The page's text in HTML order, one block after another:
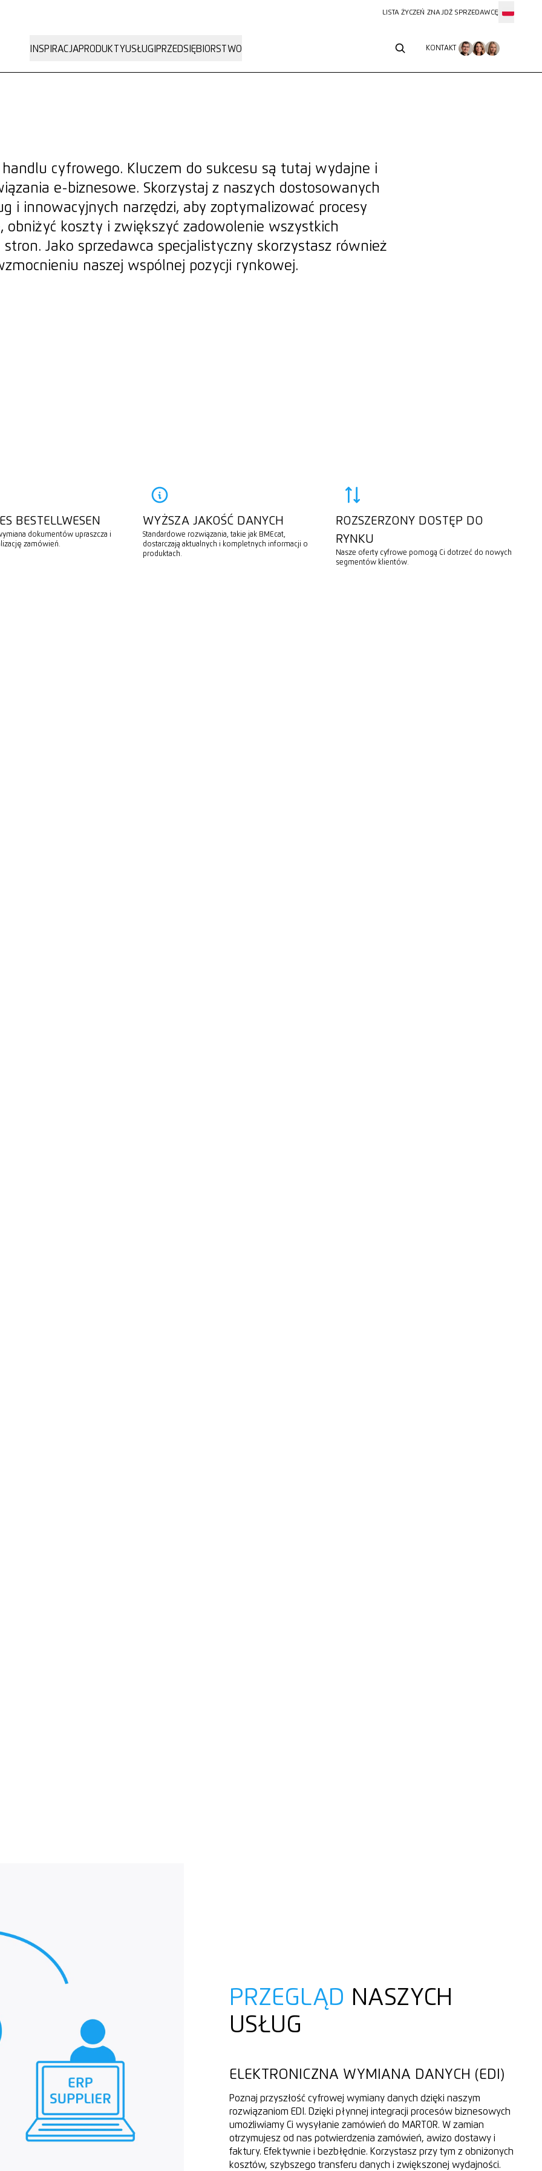
LISTA ŻYCZEŃ ZNAJDŹ SPRZEDAWCĘ
INSPIRACJAPRODUKTYUSŁUGI PRZEDSIĘBIORSTWO KONTAKT
cyfrowego. Kluczem do sukcesu są tutaj wydajne i
e-biznesowe. Skorzystaj z naszych dostosowanych
i innowacyjnych narzędzi, aby zoptymalizować procesy
obniżyć koszty i zwiększyć zadowolenie wszystkich
Jako sprzedawca specjalistyczny skorzystasz również
naszej wspólnej pozycji rynkowej.
BESTELLWESEN
dokumentów upraszcza i
zamówień.
WYŻSZA JAKOŚĆ DANYCH
Standardowe rozwiązania, takie jak BMEcat,
dostarczają aktualnych i kompletnych informacji o
produktach.
ROZSZERZONY DOSTĘP DO
RYNKU
Nasze oferty cyfrowe pomogą Ci dotrzeć do nowych
segmentów klientów.
PRZEGLĄD NASZYCH
USŁUG
ELEKTRONICZNA WYMIANA DANYCH (EDI)
Poznaj przyszłość cyfrowej wymiany danych dzięki naszym
rozwiązaniom EDI. Dzięki płynnej integracji procesów biznesowych
umożliwiamy Ci wysyłanie zamówień do MARTOR. W zamian
otrzymujesz od nas potwierdzenia zamówień, awizo dostawy i
faktury. Efektywnie i bezbłędnie. Korzystasz przy tym z obniżonych
kosztów, szybszego transferu danych i zwiększonej wydajności.